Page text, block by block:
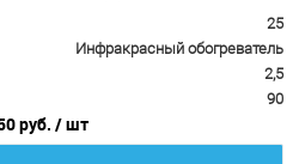
25
Инфракрасный обогреватель
2,5
90
руб. / шт